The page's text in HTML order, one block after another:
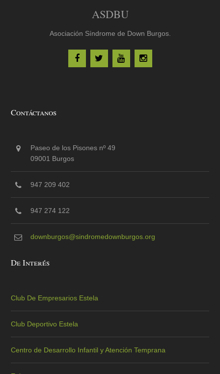
ASDBU
Asociación Síndrome de Down Burgos.
Contáctanos
Paseo de los Pisones nº 49
09001 Burgos
947 209 402
947 274 122
downburgos@sindromedownburgos.org
De Interés
Club De Empresarios Estela
Club Deportivo Estela
Centro de Desarrollo Infantil y Atención Temprana